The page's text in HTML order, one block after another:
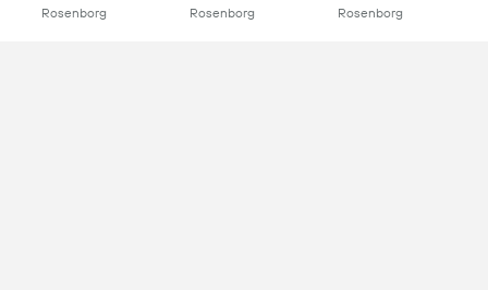
Rosenborg Rosenborg Rosenborg